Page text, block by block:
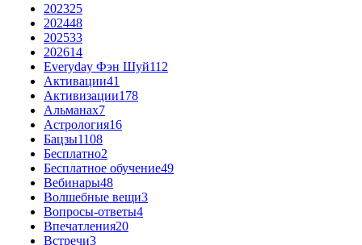
202325
202448
202533
202614
Everyday Фэн Шуй112
Активации41
Активизации178
Альманах7
Астрология16
Бацзы1108
Бесплатно2
Бесплатное обучение49
Вебинары48
Волшебные вещи3
Вопросы-ответы4
Впечатления20
Встречи3